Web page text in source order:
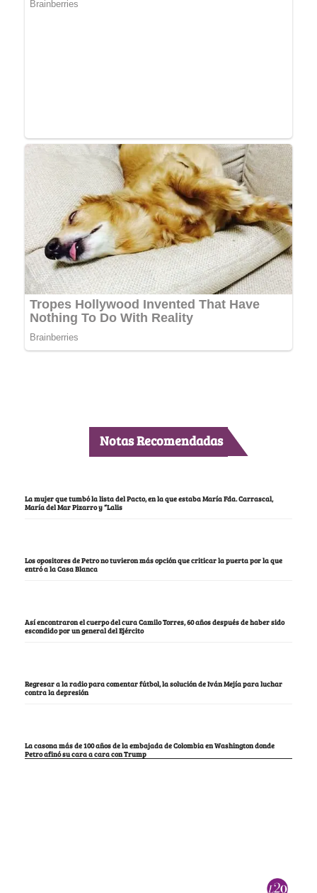
Notas Recomendadas
La mujer que tumbó la lista del Pacto, en la que estaba María Fda. Carrascal,
María del Mar Pizarro y “Lalis
Los opositores de Petro no tuvieron más opción que criticar la puerta por la que
entró a la Casa Blanca
Así encontraron el cuerpo del cura Camilo Torres, 60 años después de haber sido
escondido por un general del Ejército
Regresar a la radio para comentar fútbol, la solución de Iván Mejía para luchar
contra la depresión
La casona más de 100 años de la embajada de Colombia en Washington donde
Petro afinó su cara a cara con Trump